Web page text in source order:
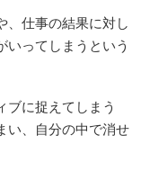
、仕事の結果に対し
ってしまうという
ブに捉えてしまう
い、自分の中で消せ